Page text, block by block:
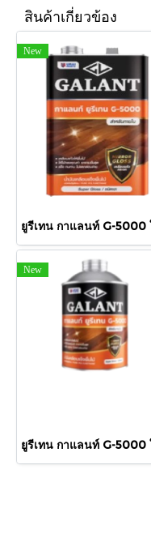
สินค้าเกี่ยวข้อง
New
New